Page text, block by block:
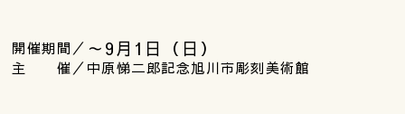
開催期間／ ～9月1日（日）
主 催／中原悌二郎記念旭川市彫刻美術館